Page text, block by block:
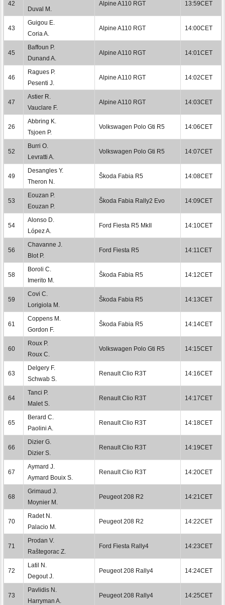
42
Duval M.
Alpine A110 RGT 13:59CET
43
Guigou E.
Coria A.
Alpine A110 RGT 14:00CET
45
Baffoun P.
Dunand A.
Alpine A110 RGT 14:01CET
46
Ragues P.
Pesenti J.
Alpine A110 RGT 14:02CET
47
Astier R.
Vauclare F.
Alpine A110 RGT 14:03CET
26
Abbring K.
Tsjoen P.
Volkswagen Polo Gti R5 14:06CET
52
Burri O.
Levratti A.
Volkswagen Polo Gti R5 14:07CET
49
Desangles Y.
Theron N.
Škoda Fabia R5 14:08CET
53
Eouzan P.
Eouzan P.
Škoda Fabia Rally2 Evo 14:09CET
54
Alonso D.
López A.
Ford Fiesta R5 MkII 14:10CET
56
Chavanne J.
Blot P.
Ford Fiesta R5 14:11CET
58
Boroli C.
Imerito M.
Škoda Fabia R5 14:12CET
59
Covi C.
Lorigiola M.
Škoda Fabia R5 14:13CET
61
Coppens M.
Gordon F.
Škoda Fabia R5 14:14CET
60
Roux P.
Roux C.
Volkswagen Polo Gti R5 14:15CET
63
Delgery F.
Schwab S.
Renault Clio R3T 14:16CET
64
Tanci P.
Malet S.
Renault Clio R3T 14:17CET
65
Berard C.
Paolini A.
Renault Clio R3T 14:18CET
66
Dizier G.
Dizier S.
Renault Clio R3T 14:19CET
67
Aymard J.
Aymard Bouix S.
Renault Clio R3T 14:20CET
68
Grimaud J.
Moynier M.
Peugeot 208 R2 14:21CET
70
Radet N.
Palacio M.
Peugeot 208 R2 14:22CET
71
Prodan V.
Raštegorac Z.
Ford Fiesta Rally4 14:23CET
72
Latil N.
Degout J.
Peugeot 208 Rally4 14:24CET
73
Pavlidis N.
Harryman A.
Peugeot 208 Rally4 14:25CET